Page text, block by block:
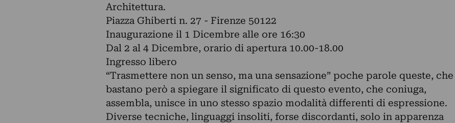
Architettura.
Piazza Ghiberti n. 27 - Firenze 50122
Inaugurazione il 1 Dicembre alle ore 16:30
Dal 2 al 4 Dicembre, orario di apertura 10.00-18.00
Ingresso libero
“Trasmettere non un senso, ma una sensazione” poche parole queste, che
bastano però a spiegare il significato di questo evento, che coniuga,
assembla, unisce in uno stesso spazio modalità differenti di espressione.
Diverse tecniche, linguaggi insoliti, forse discordanti, solo in apparenza